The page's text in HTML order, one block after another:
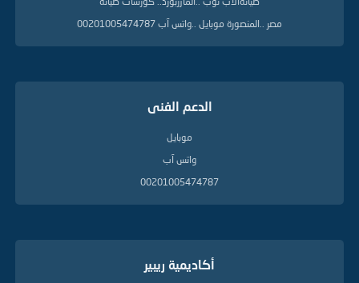
مصر ..المنصورة موبايل ..واتس آب 00201005474787
الدعم الفنى
موبايل
واتس آب
00201005474787
أكاديمية ريبير